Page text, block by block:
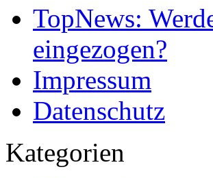
TopNews:
eingezogen?
Impressum
Datenschutz
Kategorien